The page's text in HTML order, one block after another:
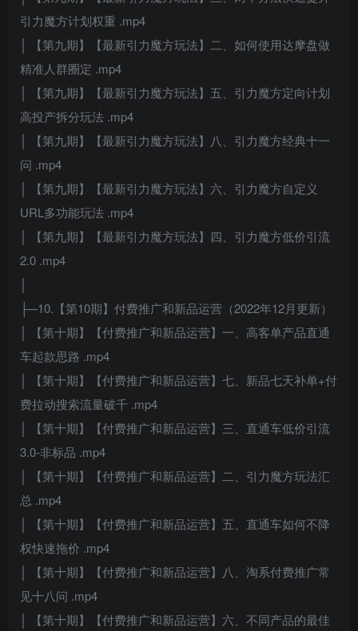
引力魔方计划权重 .mp4
│ 【第九期】【最新引力魔方玩法】二、如何使用达摩盘做
精准人群圈定 .mp4
│ 【第九期】【最新引力魔方玩法】五、引力魔方定向计划
高投产拆分玩法 .mp4
│ 【第九期】【最新引力魔方玩法】八、引力魔方经典十一
问 .mp4
│ 【第九期】【最新引力魔方玩法】六、引力魔方自定义
URL多功能玩法 .mp4
│ 【第九期】【最新引力魔方玩法】四、引力魔方低价引流
2.0 .mp4
├─10.【第10期】付费推广和新品运营（2022年12月更新）
│ 【第十期】【付费推广和新品运营】一、高客单产品直通
车起款思路 .mp4
│ 【第十期】【付费推广和新品运营】七、新品七天补单+付
费拉动搜索流量破千 .mp4
│ 【第十期】【付费推广和新品运营】三、直通车低价引流
3.0-非标品 .mp4
│ 【第十期】【付费推广和新品运营】二、引力魔方玩法汇
总 .mp4
│ 【第十期】【付费推广和新品运营】五、直通车如何不降
权快速拖价 .mp4
│ 【第十期】【付费推广和新品运营】八、淘系付费推广常
见十八问 .mp4
│ 【第十期】【付费推广和新品运营】六、不同产品的最佳